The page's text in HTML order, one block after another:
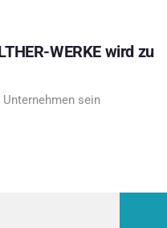
WERKE wird zu
sein